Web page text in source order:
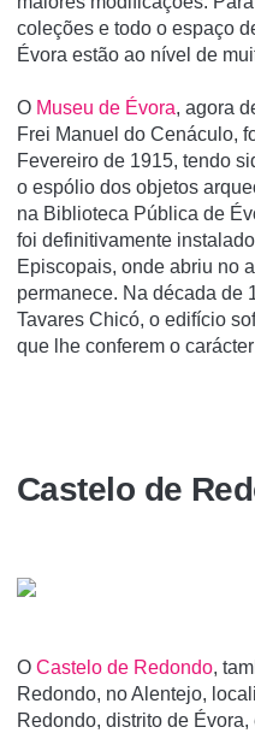
coleções e todo o espaço
Évora estão ao nível de
O Museu de Évora, agora
Frei Manuel do Cenáculo,
Fevereiro de 1915, tendo
o espólio dos objetos
na Biblioteca Pública de
foi definitivamente
Episcopais, onde abriu no
permanece. Na década de
Tavares Chicó, o edifício
que lhe conferem o
Castelo de
O Castelo de Redondo,
Redondo, no Alentejo,
Redondo, distrito de Évora,